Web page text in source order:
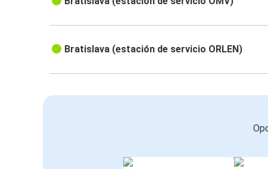
Bratislava (estación de servicio ORLEN)